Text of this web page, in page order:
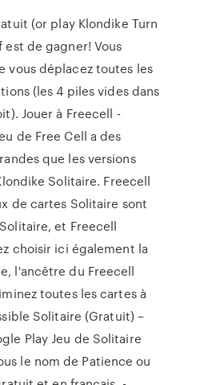
(or play Klondike Turn
de gagner! Vous
vous déplacez toutes les
(les 4 piles vides dans
Jouer à Freecell -
de Free Cell a des
que les versions
Solitaire. Freecell
de cartes Solitaire sont
et Freecell
choisir ici également la
l'ancêtre du Freecell
toutes les cartes à
Solitaire (Gratuit) –
Play Jeu de Solitaire
le nom de Patience ou